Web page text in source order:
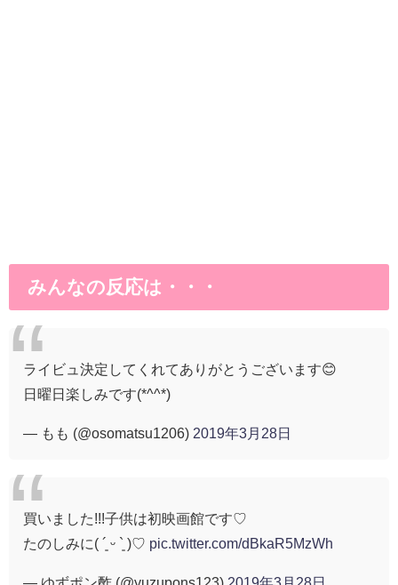
みんなの反応は・・・
ライビュ決定してくれてありがとうございます😊
日曜日楽しみです(*^^*)
— もも (@osomatsu1206) 2019年3月28日
買いました!!!子供は初映画館です♡
たのしみに( ´͈ ᵕ `͈ )♡ pic.twitter.com/dBkaR5MzWh
— ゆずポン酢 (@yuzupons123) 2019年3月28日